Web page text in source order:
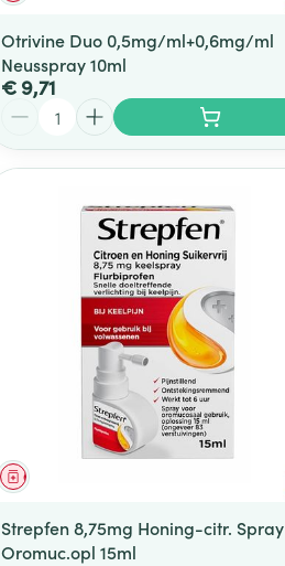
Otrivine Duo 0,5mg/ml+0,6mg/ml
Neusspray 10ml
€ 9,71
Geneesmiddel
Strepfen 8,75mg Honing-citr. Spray
Oromuc.opl 15ml